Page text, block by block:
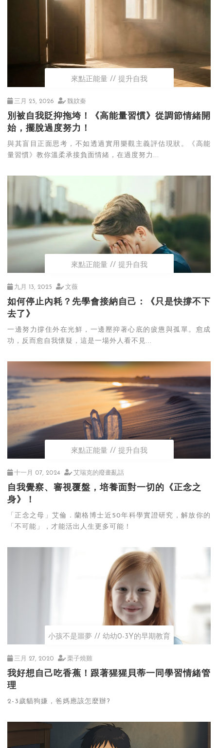
來點正能量 提升自我
三月 25, 2026 魏妏秦
別被自我貶抑拖垮！《高能量習慣》從調節情緒開
始，擺脫過度努力！
與其盲目正面思考，不如透過實用樂觀主義評估現狀。《高能
量習慣》教你溫柔承接負面情緒，在過度努力...
來點正能量 提升自我
九月 13, 2025 文薇
如何停止內耗？先學會接納自己：《只是快撐不下
去了》
​一邊努力撐住外在光鮮，一邊壓抑著心底的疲憊與孤單。愈成
功，反而愈自我懷疑，這是一場外人看不見...
來點正能量 提升自我
十一月 07, 2024 艾瑞克的廢畫亂話
自我覺察、審視覆盤，培養面對一切的《正念之
身》！
「正念之母」艾倫．蘭格博士近50年科學實證研究，解放你的
「不可能」，才能活出人生更多可能！
小孩不是噩夢 幼幼0-3Y的早期教育
三月 27, 2020 栗子燒雞
我好想自己吃香蕉！跟著猩猩貝蒂一同學習情緒管
理
2-3歲貓狗嫌，爸媽應該怎麼辦?